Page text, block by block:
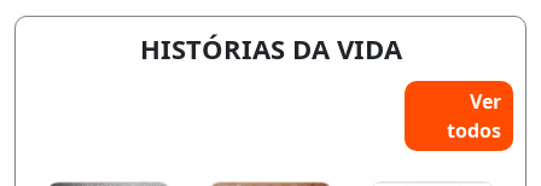
HISTÓRIAS DA VIDA
Ver
todos